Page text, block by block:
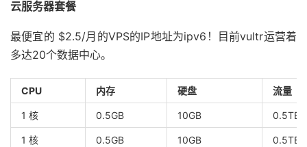
云服务器套餐
最便宜的 $2.5/月的VPS的IP地址为ipv6！目前vultr运营着
多达20个数据中心。
CPU 内存 硬盘 流量
1 核 0.5GB 10GB 0.5TB
1 核 0.5GB 10GB 0.5TB